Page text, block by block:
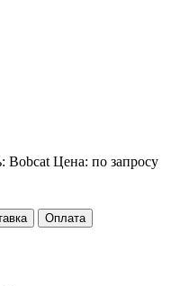
Bobcat Цена: по запросу
Оплата